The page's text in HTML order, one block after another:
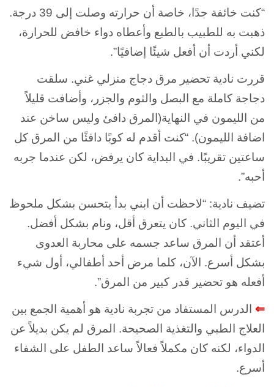
“كنت خائفة جدًا، خاصة أن حرارته وصلت إلى 39 درجة.
ذهبت به للطبيب بالطبع وأعطاه دواء خافض للحرارة،
لكني أردت أن أفعل شيئًا إضافيًا”.
قررت نادية تحضير مرق دجاج منزلي غني. سلقت
دجاجة كاملة مع البصل والثوم والجزر، وأضافت قليلاً
من الليمون في النهاية(المرق دافئ وليس ساخن عند
اضافة الليمون). “كنت أقدم له كوبًا دافئًا من المرق كل
ساعتين تقريبًا. في البداية كان يرفض، لكن عندما جربه
أحبه”.
تضيف نادية: “لاحظت أن ابني بدأ يتحسن بشكل ملحوظ
في اليوم الثاني. كان يتعرق أقل، ونام بشكل أفضل.
أعتقد أن المرق ساعد جسمه على محاربة العدوى
بشكل أسرع. الآن، كلما مرض أحد أطفالي، أول شيء
أفعله هو تحضير قدر كبير من المرق”.
⇐ الدرس المستفاد من تجربة نادية هو أهمية الجمع بين
العلاج الطبي والتغذية الصحيحة. المرق لم يكن بديلاً عن
الدواء، لكنه كان مكملاً فعالاً ساعد الطفل على الشفاء
أسرع.